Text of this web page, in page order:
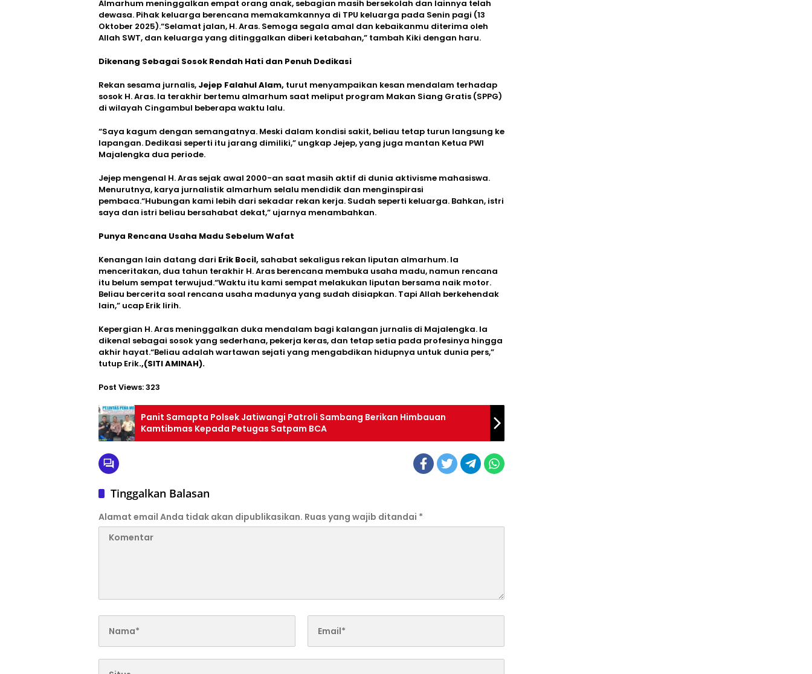
Almarhum meninggalkan empat orang anak, sebagian masih bersekolah dan lainnya telah
dewasa. Pihak keluarga berencana memakamkannya di TPU keluarga pada Senin pagi (13
Oktober 2025).“Selamat jalan, H. Aras. Semoga segala amal dan kebaikanmu diterima oleh
Allah SWT, dan keluarga yang ditinggalkan diberi ketabahan,” tambah Kiki dengan haru.
Dikenang Sebagai Sosok Rendah Hati dan Penuh Dedikasi
Rekan sesama jurnalis, Jejep Falahul Alam, turut menyampaikan kesan mendalam terhadap
sosok H. Aras. Ia terakhir bertemu almarhum saat meliput program Makan Siang Gratis (SPPG)
di wilayah Cingambul beberapa waktu lalu.
“Saya kagum dengan semangatnya. Meski dalam kondisi sakit, beliau tetap turun langsung ke
lapangan. Dedikasi seperti itu jarang dimiliki,” ungkap Jejep, yang juga mantan Ketua PWI
Majalengka dua periode.
Jejep mengenal H. Aras sejak awal 2000-an saat masih aktif di dunia aktivisme mahasiswa.
Menurutnya, karya jurnalistik almarhum selalu mendidik dan menginspirasi
pembaca.“Hubungan kami lebih dari sekadar rekan kerja. Sudah seperti keluarga. Bahkan, istri
saya dan istri beliau bersahabat dekat,” ujarnya menambahkan.
Punya Rencana Usaha Madu Sebelum Wafat
Kenangan lain datang dari Erik Bocil, sahabat sekaligus rekan liputan almarhum. Ia
menceritakan, dua tahun terakhir H. Aras berencana membuka usaha madu, namun rencana
itu belum sempat terwujud.“Waktu itu kami sempat melakukan liputan bersama naik motor.
Beliau bercerita soal rencana usaha madunya yang sudah disiapkan. Tapi Allah berkehendak
lain,” ucap Erik lirih.
Kepergian H. Aras meninggalkan duka mendalam bagi kalangan jurnalis di Majalengka. Ia
dikenal sebagai sosok yang sederhana, pekerja keras, dan tetap setia pada profesinya hingga
akhir hayat.“Beliau adalah wartawan sejati yang mengabdikan hidupnya untuk dunia pers,”
tutup Erik.,(SITI AMINAH).
Post Views:323
Panit Samapta Polsek Jatiwangi Patroli Sambang Berikan Himbauan
Kamtibmas Kepada Petugas Satpam BCA
Tinggalkan Balasan
Alamat email Anda tidak akan dipublikasikan. Ruas yang wajib ditandai *